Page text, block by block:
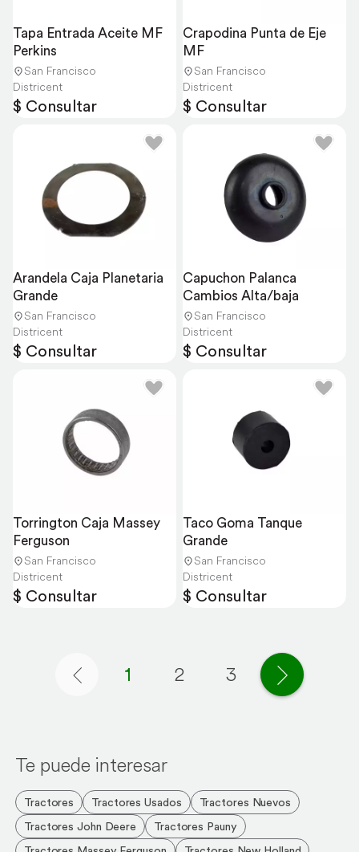
Tapa Entrada Aceite MF
Perkins
San Francisco
Districent
$ Consultar
Crapodina Punta de Eje
MF
San Francisco
Districent
$ Consultar
Arandela Caja Planetaria
Grande
San Francisco
Districent
$ Consultar
Capuchon Palanca
Cambios Alta/baja
San Francisco
Districent
$ Consultar
Torrington Caja Massey
Ferguson
San Francisco
Districent
$ Consultar
Taco Goma Tanque
Grande
San Francisco
Districent
$ Consultar
1 2
3
Te puede interesar
Tractores Tractores Usados
Tractores Nuevos
Tractores John Deere
Tractores Pauny